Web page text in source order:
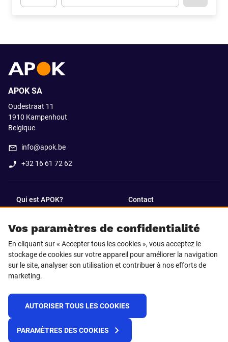
Vos paramètres de confidentialité
En cliquant sur « Accepter tous les cookies », vous acceptez le
stockage de cookies sur votre appareil pour améliorer la navigation
sur le site, analyser son utilisation et contribuer à nos efforts de
marketing.
AUTORISER TOUS LES COOKIES
PARAMÈTRES DES COOKIES
APOK SA
Oudestraat 11
1910 Kampenhout
Belgique
info@apok.be
+32 16 61 72 62
Qui est APOK? Contact
SUIVEZ-NOUS SUR
Facebook LinkedIn
© 2025 APOK